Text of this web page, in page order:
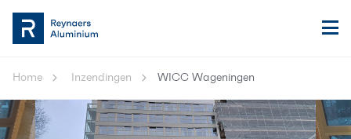
Home Inzendingen WICC Wageningen